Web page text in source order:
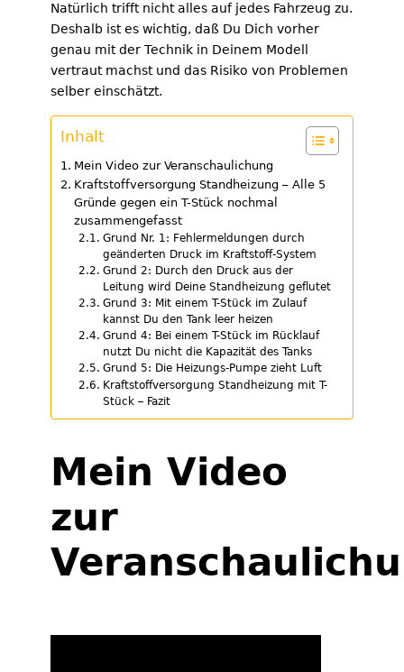
Natürlich trifft nicht alles auf jedes Fahrzeug zu.
Deshalb ist es wichtig, daß Du Dich vorher
genau mit der Technik in Deinem Modell
vertraut machst und das Risiko von Problemen
selber einschätzt.
Inhalt
Mein Video zur Veranschaulichung
Kraftstoffversorgung Standheizung – Alle 5
Gründe gegen ein T-Stück nochmal
zusammengefasst
Grund Nr. 1: Fehlermeldungen durch
geänderten Druck im Kraftstoff-System
Grund 2: Durch den Druck aus der
Leitung wird Deine Standheizung geflutet
Grund 3: Mit einem T-Stück im Zulauf
kannst Du den Tank leer heizen
Grund 4: Bei einem T-Stück im Rücklauf
nutzt Du nicht die Kapazität des Tanks
Grund 5: Die Heizungs-Pumpe zieht Luft
Kraftstoffversorgung Standheizung mit T-
Stück – Fazit
Mein Video
zur